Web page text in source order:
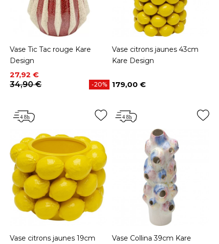
Vase Tic Tac rouge Kare
Design
Prix
27,92 €
Prix de base
34,90 €
-20%
Vase citrons jaunes 43cm
Kare Design
Prix
179,00 €
Vase citrons jaunes 19cm
Vase Collina 39cm Kare